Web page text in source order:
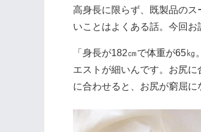
高身長に限らず、既製品の
いことはよくある話。今回
「身長が182㎝で体重が65
エストが細いんです。お尻
に合わせると、お尻が窮屈に